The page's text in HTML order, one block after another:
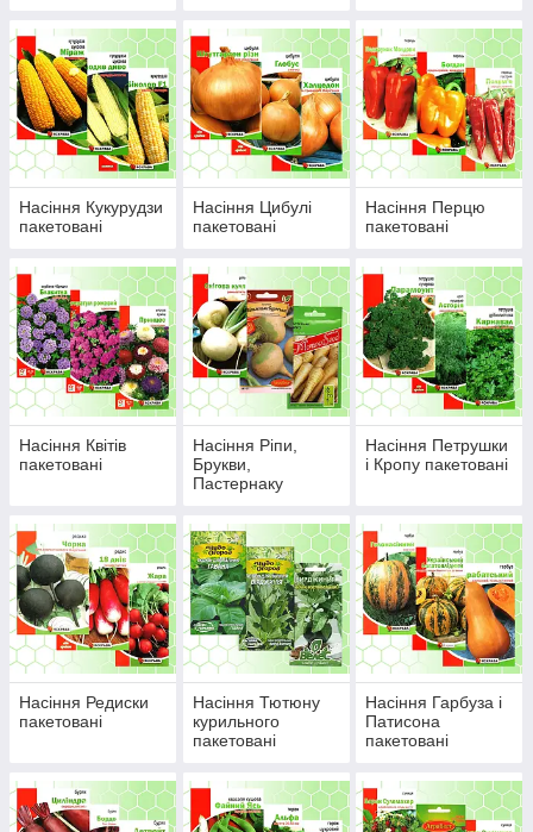
Насіння Кукурудзи
пакетовані
Насіння Цибулі
пакетовані
Насіння Перцю
пакетовані
Насіння Квітів
пакетовані
Насіння Ріпи,
Брукви,
Пастернаку
Насіння Петрушки
і Кропу пакетовані
Насіння Редиски
пакетовані
Насіння Тютюну
курильного
пакетовані
Насіння Гарбуза і
Патисона
пакетовані